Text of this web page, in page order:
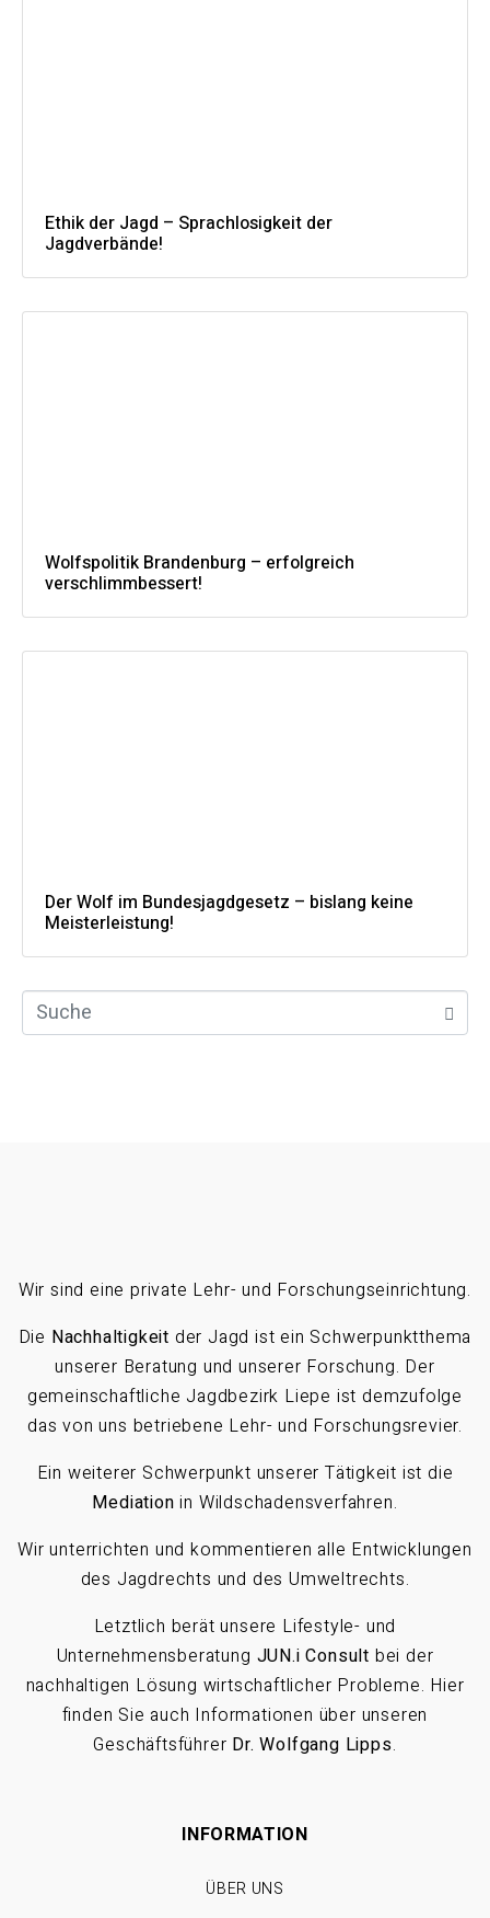
Ethik der Jagd – Sprachlosigkeit der
Jagdverbände!
Wolfspolitik Brandenburg – erfolgreich
verschlimmbessert!
Der Wolf im Bundesjagdgesetz – bislang keine
Meisterleistung!
Wir sind eine private Lehr- und Forschungseinrichtung.
Die Nachhaltigkeit der Jagd ist ein Schwerpunktthema
unserer Beratung und unserer Forschung. Der
gemeinschaftliche Jagdbezirk Liepe ist demzufolge
das von uns betriebene Lehr- und Forschungsrevier.
Ein weiterer Schwerpunkt unserer Tätigkeit ist die
Mediation in Wildschadensverfahren.
Wir unterrichten und kommentieren alle Entwicklungen
des Jagdrechts und des Umweltrechts.
Letztlich berät unsere Lifestyle- und
Unternehmensberatung JUN.i Consult bei der
nachhaltigen Lösung wirtschaftlicher Probleme. Hier
finden Sie auch Informationen über unseren
Geschäftsführer Dr. Wolfgang Lipps.
INFORMATION
ÜBER UNS